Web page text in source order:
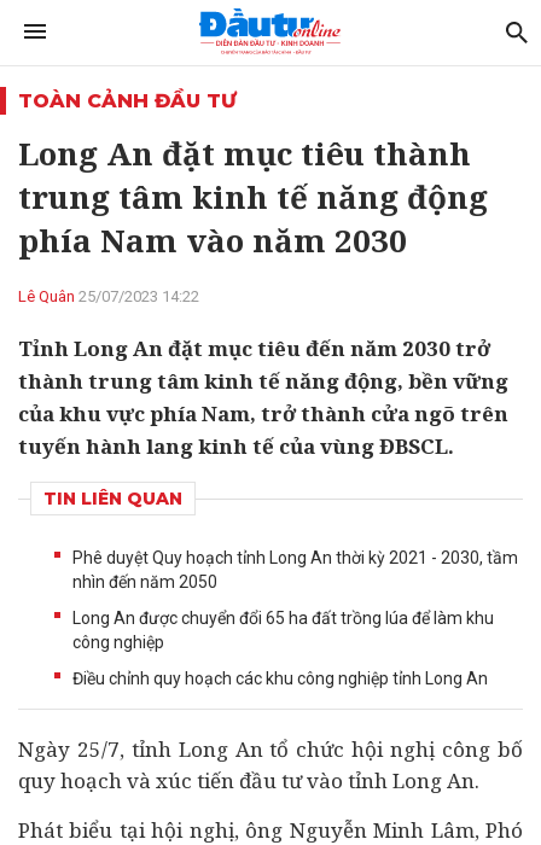
TOÀN CẢNH ĐẦU TƯ
Long An đặt mục tiêu thành
trung tâm kinh tế năng động
phía Nam vào năm 2030
Lê Quân 25/07/2023 14:22
Tỉnh Long An đặt mục tiêu đến năm 2030 trở
thành trung tâm kinh tế năng động, bền vững
của khu vực phía Nam, trở thành cửa ngõ trên
tuyến hành lang kinh tế của vùng ĐBSCL.
TIN LIÊN QUAN
Phê duyệt Quy hoạch tỉnh Long An thời kỳ 2021 - 2030, tầm
nhìn đến năm 2050
Long An được chuyển đổi 65 ha đất trồng lúa để làm khu
công nghiệp
Điều chỉnh quy hoạch các khu công nghiệp tỉnh Long An
Ngày 25/7, tỉnh Long An tổ chức hội nghị công bố
quy hoạch và xúc tiến đầu tưvào tỉnh Long An.
Phát biểu tại hội nghị, ông Nguyễn Minh Lâm, Phó